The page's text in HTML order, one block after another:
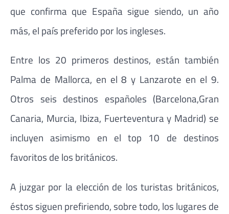
que confirma que España sigue siendo, un año
más, el país preferido por los ingleses.
Entre los 20 primeros destinos, están también
Palma de Mallorca, en el 8 y Lanzarote en el 9.
Otros seis destinos españoles (Barcelona,Gran
Canaria, Murcia, Ibiza, Fuerteventura y Madrid) se
incluyen asimismo en el top 10 de destinos
favoritos de los británicos.
A juzgar por la elección de los turistas británicos,
éstos siguen prefiriendo, sobre todo, los lugares de